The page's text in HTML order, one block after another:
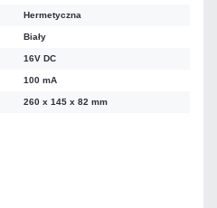
Hermetyczna
Biały
16V DC
100 mA
260 x 145 x 82 mm